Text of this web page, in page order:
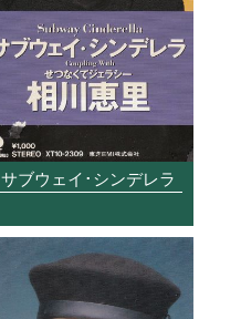
サブウェイ･シンデレラ